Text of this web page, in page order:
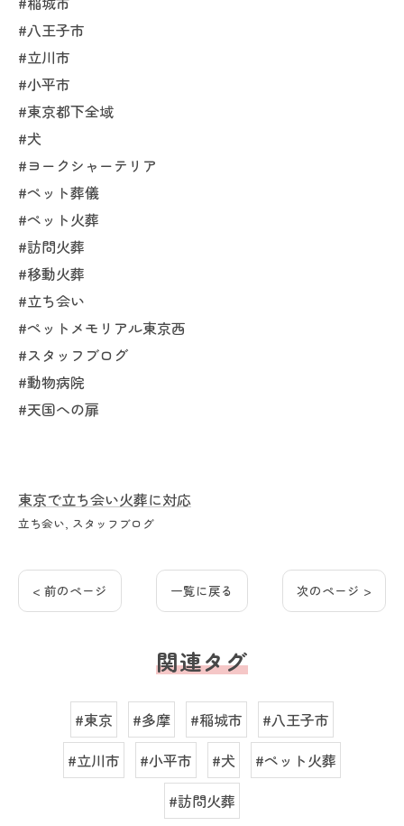
#八王子市
#立川市
#小平市
#東京都下全域
#犬
#ヨークシャーテリア
#ペット葬儀
#ペット火葬
#訪問火葬
#移動火葬
#立ち会い
#ペットメモリアル東京西
#スタッフブログ
#動物病院
#天国への扉
東京で立ち会い火葬に対応
立ち会い スタッフブログ
< 前のページ 一覧に戻る 次のページ >
関連タグ
#東京 #多摩 #稲城市
#八王子市
#立川市
#小平市 #犬
#ペット火葬
#訪問火葬